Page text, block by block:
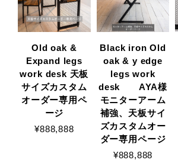
Old oak &
Expand legs
work desk 天板
サイズカスタム
オーダー専用ペ
ージ
¥888,888
Black iron Old
oak & y edge
legs work
desk AYA様
モニターアーム
補強、天板サイ
ズカスタムオー
ダー専用ページ
¥888,888